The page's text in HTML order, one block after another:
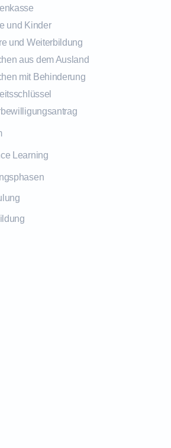
und Kinder
und Weiterbildung
aus dem Ausland
mit Behinderung
Learning